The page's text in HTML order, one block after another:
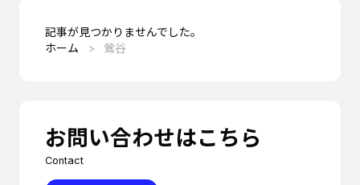
記事が見つかりませんでした。
ホーム
鶯谷
お問い合わせはこちら
Contact